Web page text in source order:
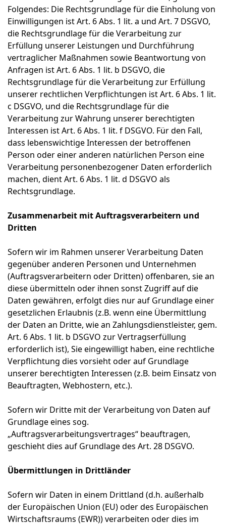
Folgendes: Die Rechtsgrundlage für die Einholung von
Einwilligungen ist Art. 6 Abs. 1 lit. a und Art. 7 DSGVO,
die Rechtsgrundlage für die Verarbeitung zur
Erfüllung unserer Leistungen und Durchführung
vertraglicher Maßnahmen sowie Beantwortung von
Anfragen ist Art. 6 Abs. 1 lit. b DSGVO, die
Rechtsgrundlage für die Verarbeitung zur Erfüllung
unserer rechtlichen Verpflichtungen ist Art. 6 Abs. 1 lit.
c DSGVO, und die Rechtsgrundlage für die
Verarbeitung zur Wahrung unserer berechtigten
Interessen ist Art. 6 Abs. 1 lit. f DSGVO. Für den Fall,
dass lebenswichtige Interessen der betroffenen
Person oder einer anderen natürlichen Person eine
Verarbeitung personenbezogener Daten erforderlich
machen, dient Art. 6 Abs. 1 lit. d DSGVO als
Rechtsgrundlage.
Zusammenarbeit mit Auftragsverarbeitern und
Dritten
Sofern wir im Rahmen unserer Verarbeitung Daten
gegenüber anderen Personen und Unternehmen
(Auftragsverarbeitern oder Dritten) offenbaren, sie an
diese übermitteln oder ihnen sonst Zugriff auf die
Daten gewähren, erfolgt dies nur auf Grundlage einer
gesetzlichen Erlaubnis (z.B. wenn eine Übermittlung
der Daten an Dritte, wie an Zahlungsdienstleister, gem.
Art. 6 Abs. 1 lit. b DSGVO zur Vertragserfüllung
erforderlich ist), Sie eingewilligt haben, eine rechtliche
Verpflichtung dies vorsieht oder auf Grundlage
unserer berechtigten Interessen (z.B. beim Einsatz von
Beauftragten, Webhostern, etc.).
Sofern wir Dritte mit der Verarbeitung von Daten auf
Grundlage eines sog.
„Auftragsverarbeitungsvertrages“ beauftragen,
geschieht dies auf Grundlage des Art. 28 DSGVO.
Übermittlungen in Drittländer
Sofern wir Daten in einem Drittland (d.h. außerhalb
der Europäischen Union (EU) oder des Europäischen
Wirtschaftsraums (EWR)) verarbeiten oder dies im